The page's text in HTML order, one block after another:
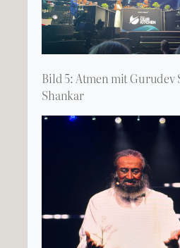
Bild 5: Atmen mit Gurudev
Shankar